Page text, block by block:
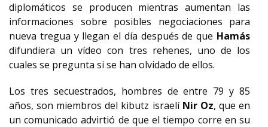
diplomáticos se producen mientras aumentan las
informaciones sobre posibles negociaciones para
nueva tregua y llegan el día después de que Hamás
difundiera un vídeo con tres rehenes, uno de los
cuales se pregunta si se han olvidado de ellos.
Los tres secuestrados, hombres de entre 79 y 85
años, son miembros del kibutz israelí Nir Oz, que en
un comunicado advirtió de que el tiempo corre en su